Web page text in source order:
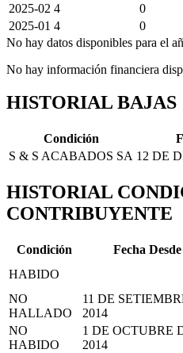
2025-02 4 0
2025-01 4 0
No hay datos disponibles para el
No hay información financiera
HISTORIAL BAJAS
Condición
S & S ACABADOS SA 12 DE
HISTORIAL
CONTRIBUYENTE
Condición Fecha Desde
HABIDO
NO
HALLADO
11 DE
2014
NO
HABIDO
1 DE OCTUBRE
2014